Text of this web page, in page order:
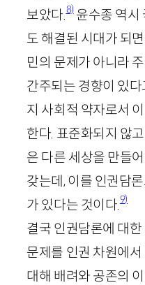
보았다.8)윤수종 역시
도 해결된 시대가 되
민의 문제가 아니라
간주되는 경향이 있
지 사회적 약자로서
한다. 표준화되지 않
은 다른 세상을 만들
갖는데, 이를 인권담
가 있다는 것이다.9)
결국 인권담론에 대
문제를 인권 차원에
대해 배려와 공존의